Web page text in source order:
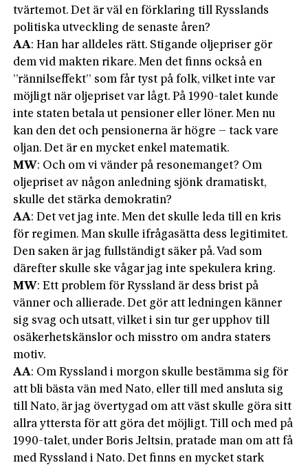
tvärtemot. Det är väl en förklaring till Rysslands
politiska utveckling de senaste åren?
AA: Han har alldeles rätt. Stigande oljepriser gör
dem vid makten rikare. Men det finns också en
”rännilseffekt” som får tyst på folk, vilket inte var
möjligt när oljepriset var lågt. På 1990-talet kunde
inte staten betala ut pensioner eller löner. Men nu
kan den det och pensionerna är högre – tack vare
oljan. Det är en mycket enkel matematik.
MW: Och om vi vänder på resonemanget? Om
oljepriset av någon anledning sjönk dramatiskt,
skulle det stärka demokratin?
AA: Det vet jag inte. Men det skulle leda till en kris
för regimen. Man skulle ifrågasätta dess legitimitet.
Den saken är jag fullständigt säker på. Vad som
därefter skulle ske vågar jag inte spekulera kring.
MW: Ett problem för Ryssland är dess brist på
vänner och allierade. Det gör att ledningen känner
sig svag och utsatt, vilket i sin tur ger upphov till
osäkerhetskänslor och misstro om andra staters
motiv.
AA: Om Ryssland i morgon skulle bestämma sig för
att bli bästa vän med Nato, eller till med ansluta sig
till Nato, är jag övertygad om att väst skulle göra sitt
allra yttersta för att göra det möjligt. Till och med på
1990-talet, under Boris Jeltsin, pratade man om att få
med Ryssland i Nato. Det finns en mycket stark